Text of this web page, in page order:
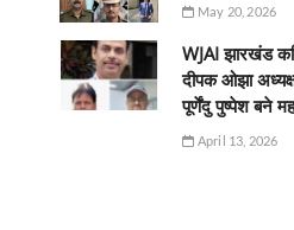
May 20, 2026
WJAI झारखंड
दीपक ओझा
पूर्णेंदु पुष्पेश बने
April 13, 2026